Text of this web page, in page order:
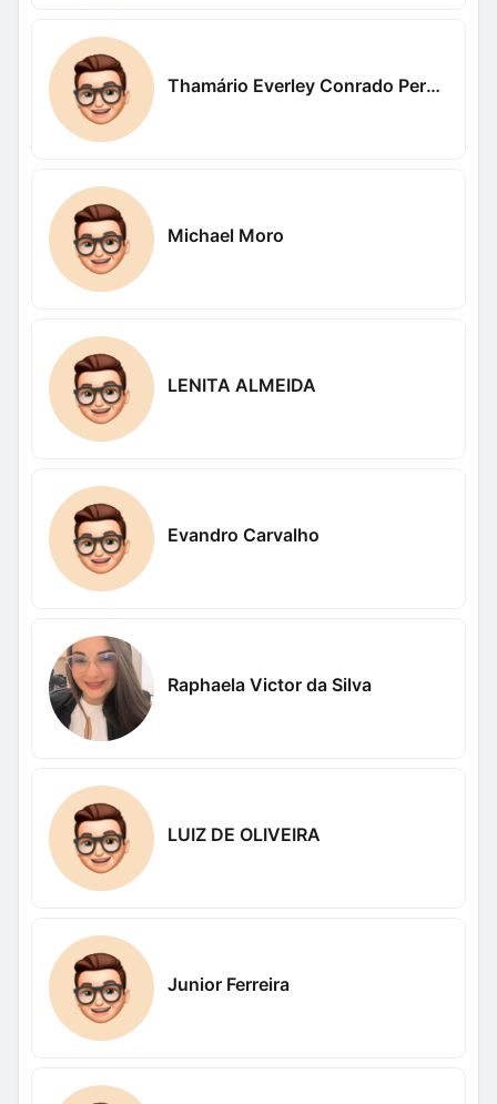
Thamário Everley Conrado Pereira
Michael Moro
LENITA ALMEIDA
Evandro Carvalho
Raphaela Victor da Silva
LUIZ DE OLIVEIRA
Junior Ferreira